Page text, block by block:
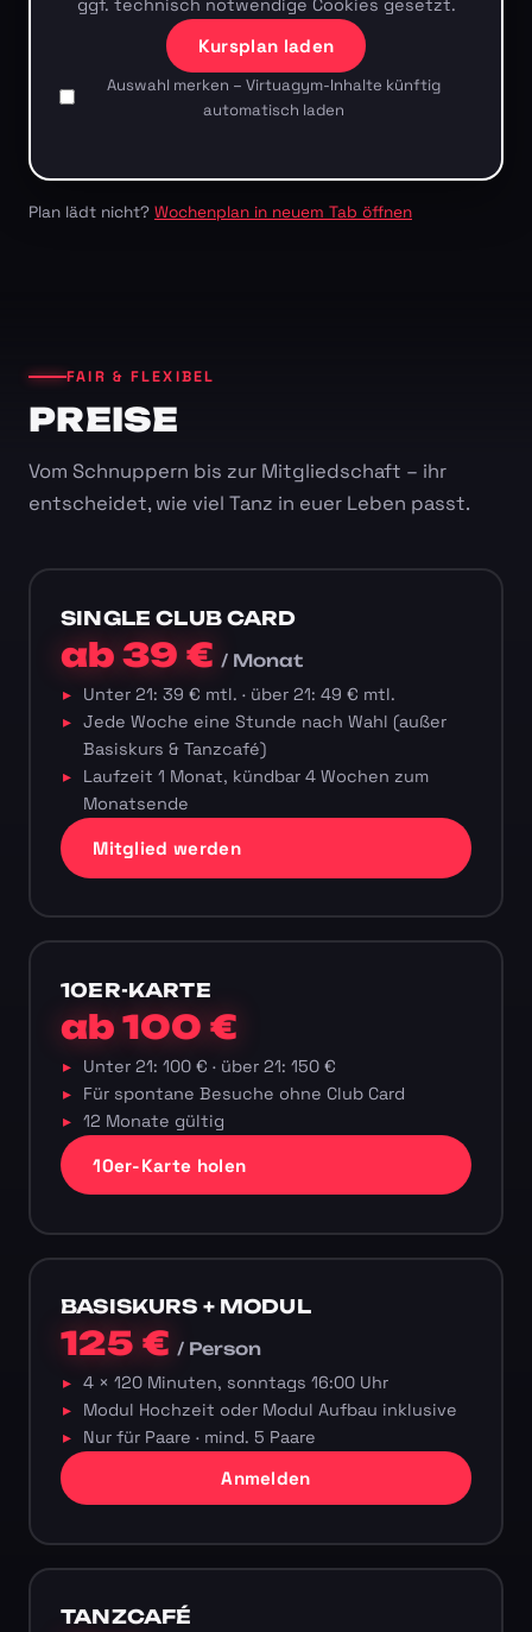
ggf. technisch notwendige Cookies gesetzt.
Kursplan laden
Auswahl merken – Virtuagym-Inhalte künftig
automatisch laden
Plan lädt nicht? Wochenplan in neuem Tab öffnen
FAIR & FLEXIBEL
PREISE
Vom Schnuppern bis zur Mitgliedschaft – ihr
entscheidet, wie viel Tanz in euer Leben passt.
SINGLE CLUB CARD
ab 39 €/ Monat
Unter 21: 39 € mtl. · über 21: 49 € mtl.
Jede Woche eine Stunde nach Wahl (außer
Basiskurs & Tanzcafé)
Laufzeit 1 Monat, kündbar 4 Wochen zum
Monatsende
Mitglied werden
10ER-KARTE
ab 100 €
Unter 21: 100 € · über 21: 150 €
Für spontane Besuche ohne Club Card
12 Monate gültig
10er-Karte holen
BASISKURS + MODUL
125 €/ Person
4 × 120 Minuten, sonntags 16:00 Uhr
Modul Hochzeit oder Modul Aufbau inklusive
Nur für Paare · mind. 5 Paare
Anmelden
TANZCAFÉ